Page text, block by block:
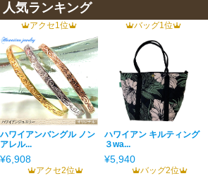
人気ランキング
アクセ1位
ハワイアンバングル ノン
アレル...
¥6,908
バッグ1位
ハワイアン キルティング
３wa...
¥5,940
アクセ2位 バッグ2位